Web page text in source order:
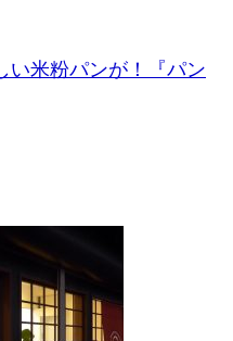
い米粉パンが！『パン